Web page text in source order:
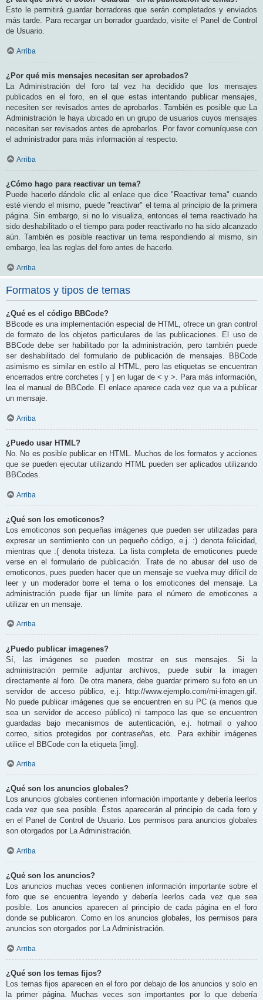
Esto le permitirá guardar borradores que serán completados y enviados
más tarde. Para recargar un borrador guardado, visite el Panel de Control
de Usuario.
Arriba
¿Por qué mis mensajes necesitan ser aprobados?
La Administración del foro tal vez ha decidido que los mensajes
publicados en el foro, en el que estas intentando publicar mensajes,
necesiten ser revisados antes de aprobarlos. También es posible que La
Administración le haya ubicado en un grupo de usuarios cuyos mensajes
necesitan ser revisados antes de aprobarlos. Por favor comuníquese con
el administrador para más información al respecto.
Arriba
¿Cómo hago para reactivar un tema?
Puede hacerlo dándole clic al enlace que dice "Reactivar tema" cuando
esté viendo el mismo, puede "reactivar" el tema al principio de la primera
página. Sin embargo, si no lo visualiza, entonces el tema reactivado ha
sido deshabilitado o el tiempo para poder reactivarlo no ha sido alcanzado
aún. También es posible reactivar un tema respondiendo al mismo, sin
embargo, lea las reglas del foro antes de hacerlo.
Arriba
Formatos y tipos de temas
¿Qué es el código BBCode?
BBcode es una implementación especial de HTML, ofrece un gran control
de formato de los objetos particulares de las publicaciones. El uso de
BBCode debe ser habilitado por la administración, pero también puede
ser deshabilitado del formulario de publicación de mensajes. BBCode
asimismo es similar en estilo al HTML, pero las etiquetas se encuentran
encerrados entre corchetes [ y ] en lugar de < y >. Para más información,
lea el manual de BBCode. El enlace aparece cada vez que va a publicar
un mensaje.
Arriba
¿Puedo usar HTML?
No. No es posible publicar en HTML. Muchos de los formatos y acciones
que se pueden ejecutar utilizando HTML pueden ser aplicados utilizando
BBCodes.
Arriba
¿Qué son los emoticonos?
Los emoticonos son pequeñas imágenes que pueden ser utilizadas para
expresar un sentimiento con un pequeño código, e.j. :) denota felicidad,
mientras que :( denota tristeza. La lista completa de emoticones puede
verse en el formulario de publicación. Trate de no abusar del uso de
emoticonos, pues pueden hacer que un mensaje se vuelva muy difícil de
leer y un moderador borre el tema o los emoticones del mensaje. La
administración puede fijar un límite para el número de emoticones a
utilizar en un mensaje.
Arriba
¿Puedo publicar imagenes?
Sí, las imágenes se pueden mostrar en sus mensajes. Si la
administración permite adjuntar archivos, puede subir la imagen
directamente al foro. De otra manera, debe guardar primero su foto en un
servidor de acceso público, e.j. http://www.ejemplo.com/mi-imagen.gif.
No puede publicar imágenes que se encuentren en su PC (a menos que
sea un servidor de acceso público) ni tampoco las que se encuentren
guardadas bajo mecanismos de autenticación, e.j. hotmail o yahoo
correo, sitios protegidos por contraseñas, etc. Para exhibir imágenes
utilice el BBCode con la etiqueta [img].
Arriba
¿Qué son los anuncios globales?
Los anuncios globales contienen información importante y debería leerlos
cada vez que sea posible. Éstos aparecerán al principio de cada foro y
en el Panel de Control de Usuario. Los permisos para anuncios globales
son otorgados por La Administración.
Arriba
¿Qué son los anuncios?
Los anuncios muchas veces contienen información importante sobre el
foro que se encuentra leyendo y debería leerlos cada vez que sea
posible. Los anuncios aparecen al principio de cada página en el foro
donde se publicaron. Como en los anuncios globales, los permisos para
anuncios son otorgados por La Administración.
Arriba
¿Qué son los temas fijos?
Los temas fijos aparecen en el foro por debajo de los anuncios y solo en
la primer página. Muchas veces son importantes por lo que debería